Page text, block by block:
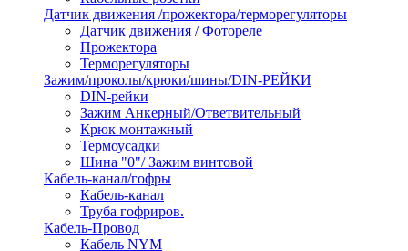
Датчик движения /прожектора/терморегуляторы
Датчик движения / Фотореле
Прожектора
Терморегуляторы
Зажим/проколы/крюки/шины/DIN-РЕЙКИ
DIN-рейки
Зажим Анкерный/Ответвительный
Крюк монтажный
Термоусадки
Шина "0"/ Зажим винтовой
Кабель-канал/гофры
Кабель-канал
Труба гофриров.
Кабель-Провод
Кабель NYM